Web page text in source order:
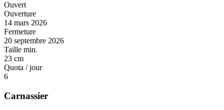
Ouvert
Ouverture
14 mars 2026
Fermeture
20 septembre 2026
Taille min.
23 cm
Quota / jour
6
Carnassier